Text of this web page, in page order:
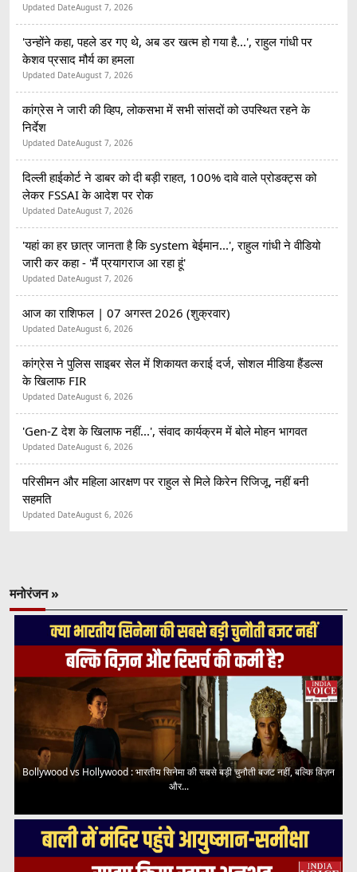
Updated DateAugust 7, 2026
'उन्होंने कहा, पहले डर गए थे, अब डर खत्म हो गया है...', राहुल गांधी पर
केशव प्रसाद मौर्य का हमला
Updated DateAugust 7, 2026
कांग्रेस ने जारी की व्हिप, लोकसभा में सभी सांसदों को उपस्थित रहने के
निर्देश
Updated DateAugust 7, 2026
दिल्ली हाईकोर्ट ने डाबर को दी बड़ी राहत, 100% दावे वाले प्रोडक्ट्स को
लेकर FSSAI के आदेश पर रोक
Updated DateAugust 7, 2026
'यहां का हर छात्र जानता है कि system बेईमान...', राहुल गांधी ने वीडियो
जारी कर कहा - 'मैं प्रयागराज आ रहा हूं'
Updated DateAugust 7, 2026
आज का राशिफल | 07 अगस्त 2026 (शुक्रवार)
Updated DateAugust 6, 2026
कांग्रेस ने पुलिस साइबर सेल में शिकायत कराई दर्ज, सोशल मीडिया हैंडल्स
के खिलाफ FIR
Updated DateAugust 6, 2026
'Gen-Z देश के खिलाफ नहीं...', संवाद कार्यक्रम में बोले मोहन भागवत
Updated DateAugust 6, 2026
परिसीमन और महिला आरक्षण पर राहुल से मिले किरेन रिजिजू, नहीं बनी
सहमति
Updated DateAugust 6, 2026
मनोरंजन »
Bollywood vs Hollywood : भारतीय सिनेमा की सबसे बड़ी चुनौती बजट नहीं, बल्कि विज़न
और...